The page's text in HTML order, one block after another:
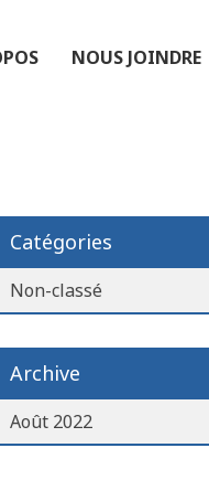
NOUS JOINDRE
Catégories
Non-classé
Archive
Août 2022